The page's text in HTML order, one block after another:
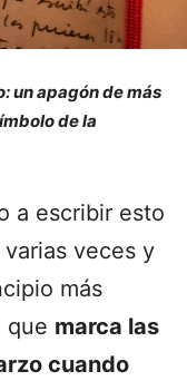
un apagón de más
de la
a escribir esto
veces y
más
que marca las
cuando